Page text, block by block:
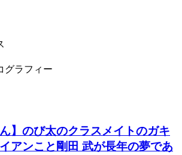
グラフィー
ん】のび太のクラスメイトのガキ
アンこと剛田 武が長年の夢であ